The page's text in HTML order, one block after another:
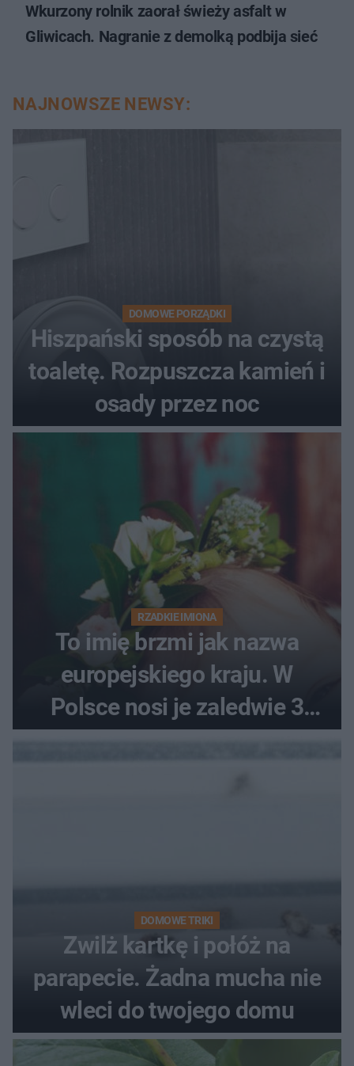
Wkurzony rolnik zaorał świeży asfalt w
Gliwicach. Nagranie z demolką podbija sieć
NAJNOWSZE NEWSY:
DOMOWE PORZĄDKI
Hiszpański sposób na czystą
toaletę. Rozpuszcza kamień i
osady przez noc
RZADKIE IMIONA
To imię brzmi jak nazwa
europejskiego kraju. W
Polsce nosi je zaledwie 3
kobiety
DOMOWE TRIKI
Zwilż kartkę i połóż na
parapecie. Żadna mucha nie
wleci do twojego domu